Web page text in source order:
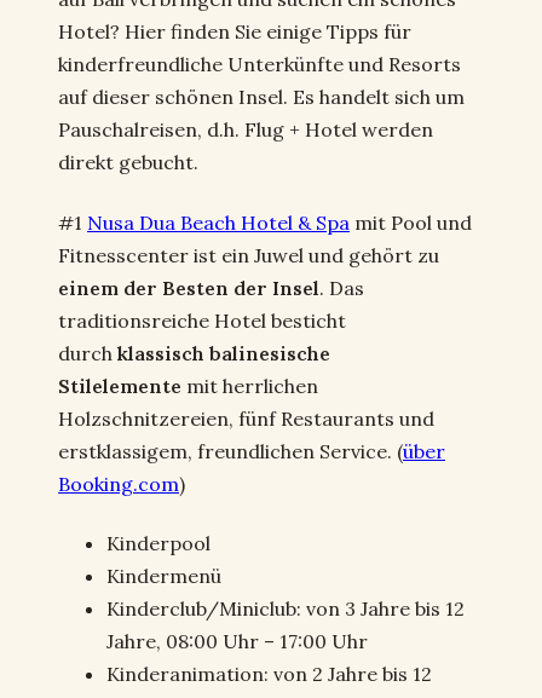
Hotel? Hier finden Sie einige Tipps für
kinderfreundliche Unterkünfte und Resorts
auf dieser schönen Insel. Es handelt sich um
Pauschalreisen, d.h. Flug + Hotel werden
direkt gebucht.
#1 Nusa Dua Beach Hotel & Spa mit Pool und
Fitnesscenter ist ein Juwel und gehört zu
einem der Besten der Insel. Das
traditionsreiche Hotel besticht
durch klassisch balinesische
Stilelemente mit herrlichen
Holzschnitzereien, fünf Restaurants und
erstklassigem, freundlichen Service. (über
Booking.com)
Kinderpool
Kindermenü
Kinderclub/Miniclub: von 3 Jahre bis 12
Jahre, 08:00 Uhr – 17:00 Uhr
Kinderanimation: von 2 Jahre bis 12